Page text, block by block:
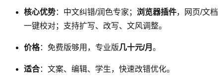
核心优势：中文纠错/润色专家； 浏览器插件，网页/文档
一键校对；支持扩写、改写、文风调整。
价格：免费版够用，专业版几十元/月 。
适合：文案、编辑、学生，快速改错优化。